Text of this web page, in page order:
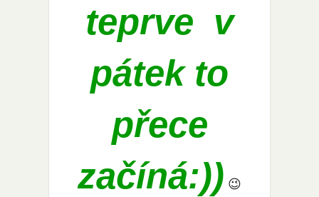
teprve v
pátek to
přece
začíná:)) 😉